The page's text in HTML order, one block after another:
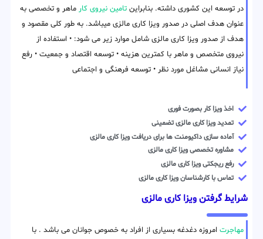
در توسعه این کشوری داشته. بنابراین تامین نیروی کار ماهر و تخصصی به
عنوان هدف اصلی در صدور ویزا کاری مالزی میباشد. به طور کلی مقصود و
هدف از صدور ویزا کاری مالزی شامل موارد زیر می شود: • استفاده از
نیروی متخصص و ماهر با کمترین هزینه • توسعه اقتصاد و جمعیت • رفع
نیاز انسانی مشاغل مورد نظر • توسعه فرهنگی و اجتماعی
اخذ ویزا کار بصورت فوری
تمدید ویزا کاری مالزی تضمینی
آماده سازی داکیومنت ها برای دریافت ویزا کاری مالزی
مشاوره تخصصی ویزا کاری مالزی
رفع ریجکتی ویزا کاری مالزی
تماس با کارشناسان ویزا کاری مالزی
شرایط گرفتن ویزا کاری مالزی
مهاجرت امروزه دغدغه بسیاری از افراد به خصوص جوانان می باشد . با